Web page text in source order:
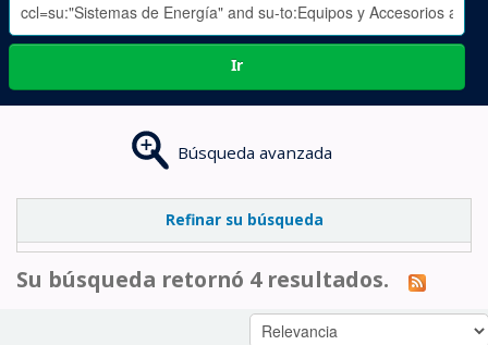
Ir
Búsqueda avanzada
Refinar su búsqueda
Su búsqueda retornó 4 resultados.